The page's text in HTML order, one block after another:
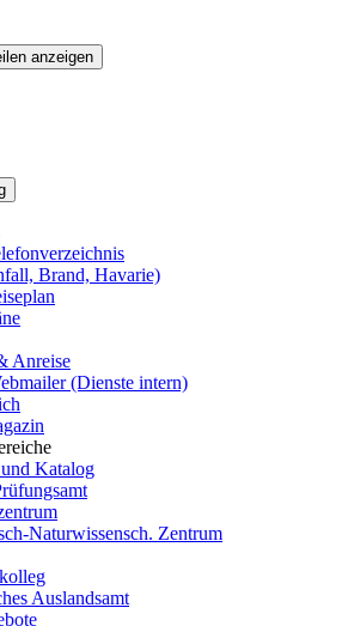
anzeigen
Brand, Havarie)
Anreise
(Dienste intern)
Katalog
Naturwissensch. Zentrum
Auslandsamt